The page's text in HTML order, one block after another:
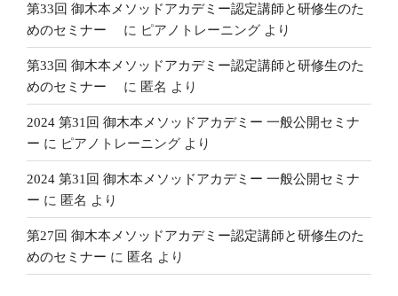
第33回 御木本メソッドアカデミー認定講師と研修生のた
めのセミナー
に ピアノトレーニング より
第33回 御木本メソッドアカデミー認定講師と研修生のた
めのセミナー
に 匿名 より
2024 第31回 御木本メソッドアカデミー 一般公開セミナ
ー に ピアノトレーニング より
2024 第31回 御木本メソッドアカデミー 一般公開セミナ
ー に 匿名 より
第27回 御木本メソッドアカデミー認定講師と研修生のた
めのセミナー に 匿名 より